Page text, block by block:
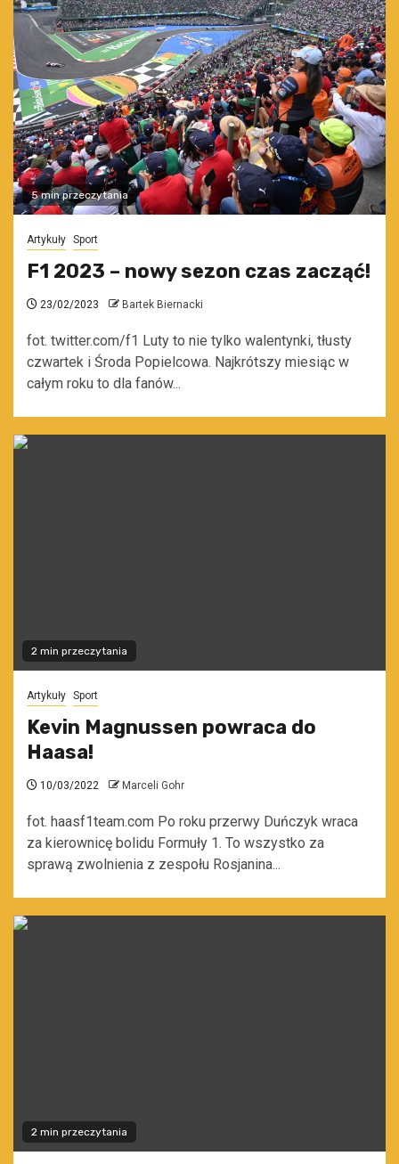
5 min przeczytania
Artykuły Sport
F1 2023 – nowy sezon czas zacząć!
23/02/2023 Bartek Biernacki
fot. twitter.com/f1 Luty to nie tylko walentynki, tłusty
czwartek i Środa Popielcowa. Najkrótszy miesiąc w
całym roku to dla fanów...
2 min przeczytania
Artykuły Sport
Kevin Magnussen powraca do
Haasa!
10/03/2022 Marceli Gohr
fot. haasf1team.com Po roku przerwy Duńczyk wraca
za kierownicę bolidu Formuły 1. To wszystko za
sprawą zwolnienia z zespołu Rosjanina...
2 min przeczytania